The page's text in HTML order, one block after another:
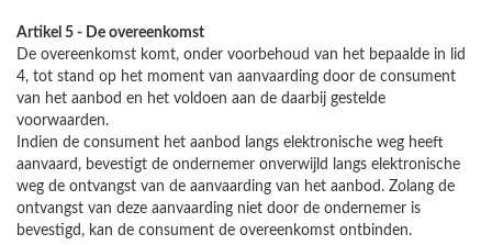
Artikel 5 - De overeenkomst
De overeenkomst komt, onder voorbehoud van het bepaalde in lid
4, tot stand op het moment van aanvaarding door de consument
van het aanbod en het voldoen aan de daarbij gestelde
voorwaarden.
Indien de consument het aanbod langs elektronische weg heeft
aanvaard, bevestigt de ondernemer onverwijld langs elektronische
weg de ontvangst van de aanvaarding van het aanbod. Zolang de
ontvangst van deze aanvaarding niet door de ondernemer is
bevestigd, kan de consument de overeenkomst ontbinden.